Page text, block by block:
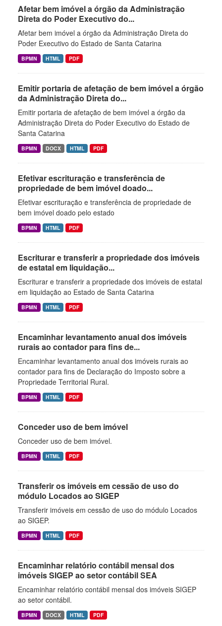
Afetar bem imóvel a órgão da Administração
Direta do Poder Executivo do...
Afetar bem imóvel a órgão da Administração Direta do
Poder Executivo do Estado de Santa Catarina
BPMN HTML PDF
Emitir portaria de afetação de bem imóvel a órgão
da Administração Direta do...
Emitir portaria de afetação de bem imóvel a órgão da
Administração Direta do Poder Executivo do Estado de
Santa Catarina
BPMN DOCX HTML PDF
Efetivar escrituração e transferência de
propriedade de bem imóvel doado...
Efetivar escrituração e transferência de propriedade de
bem imóvel doado pelo estado
BPMN HTML PDF
Escriturar e transferir a propriedade dos imóveis
de estatal em liquidação...
Escriturar e transferir a propriedade dos imóveis de estatal
em liquidação ao Estado de Santa Catarina
BPMN HTML PDF
Encaminhar levantamento anual dos imóveis
rurais ao contador para fins de...
Encaminhar levantamento anual dos imóveis rurais ao
contador para fins de Declaração do Imposto sobre a
Propriedade Territorial Rural.
BPMN HTML PDF
Conceder uso de bem imóvel
Conceder uso de bem imóvel.
BPMN HTML PDF
Transferir os imóveis em cessão de uso do
módulo Locados ao SIGEP
Transferir imóveis em cessão de uso do módulo Locados
ao SIGEP.
BPMN HTML PDF
Encaminhar relatório contábil mensal dos
imóveis SIGEP ao setor contábil SEA
Encaminhar relatório contábil mensal dos imóveis SIGEP
ao setor contábil.
BPMN DOCX HTML PDF